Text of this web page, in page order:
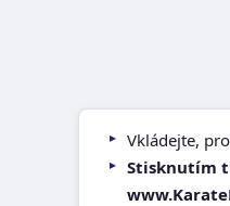
Vkládejte,
Stisknutím